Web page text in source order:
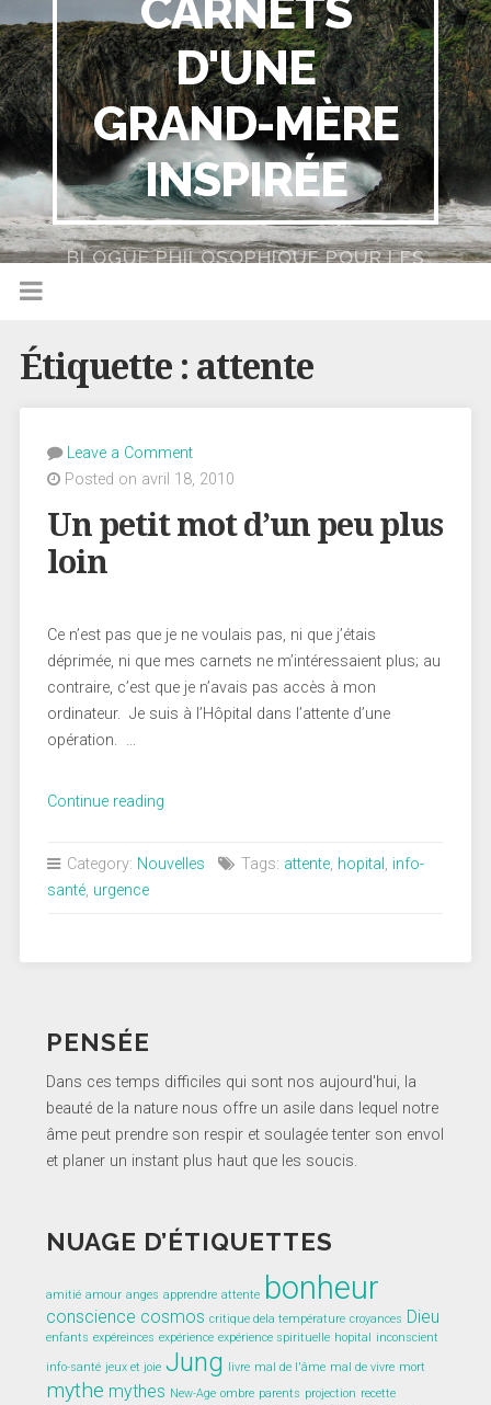
CARNETS
D'UNE
GRAND-MÈRE
INSPIRÉE
BLOGUE PHILOSOPHIQUE POUR LES
Étiquette : attente
Leave a Comment
Posted on avril 18, 2010
Un petit mot d’un peu plus
loin
Ce n’est pas que je ne voulais pas, ni que j’étais
déprimée, ni que mes carnets ne m’intéressaient plus; au
contraire, c’est que je n’avais pas accès à mon
ordinateur. Je suis à l’Hôpital dans l’attente d’une
opération. …
Continue reading« Un
mot
loin »
Category: Nouvelles Tags: attente, hopital , info-
santé, urgence
PENSÉE
Dans ces temps difficiles qui sont nos aujourd'hui, la
beauté de la nature nous offre un asile dans lequel notre
âme peut prendre son respir et soulagée tenter son envol
et planer un instant plus haut que les soucis.
NUAGE D’ÉTIQUETTES
amitié amour anges apprendre attente bonheur
conscience cosmos critique dela température croyances Dieu
enfants expéreinces expérience expérience spirituelle hopital inconscient
info-santé jeux et joie Jung livre mal de l'âme mal de vivre mort
mythe mythes New-Age ombre parents projection recette